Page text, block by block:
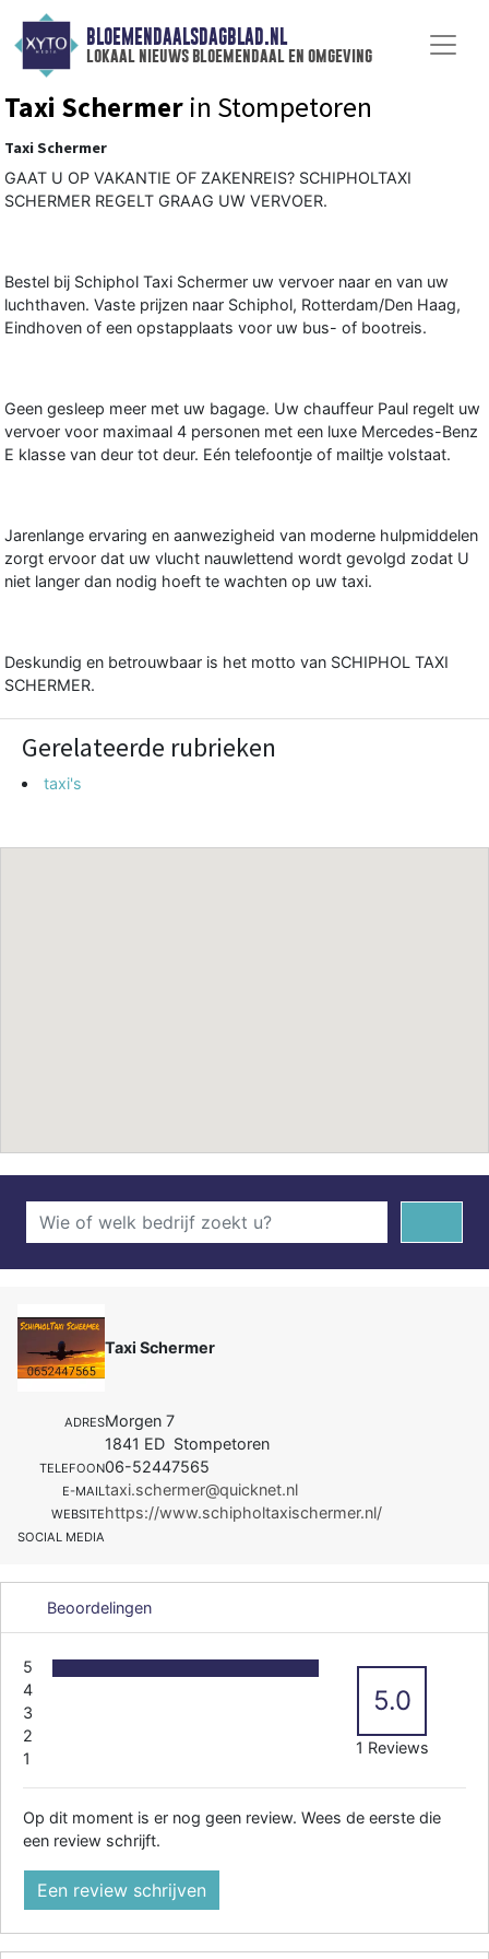
BLOEMENDAALSDAGBLAD.NL
lokaal nieuws bloemendaal en omgeving
Taxi Schermer in Stompetoren
Taxi Schermer
GAAT U OP VAKANTIE OF ZAKENREIS? SCHIPHOLTAXI
SCHERMER REGELT GRAAG UW VERVOER.
Bestel bij Schiphol Taxi Schermer uw vervoer naar en van uw
luchthaven. Vaste prijzen naar Schiphol, Rotterdam/Den Haag,
Eindhoven of een opstapplaats voor uw bus- of bootreis.
Geen gesleep meer met uw bagage. Uw chauffeur Paul regelt uw
vervoer voor maximaal 4 personen met een luxe Mercedes-Benz
E klasse van deur tot deur. Eén telefoontje of mailtje volstaat.
Jarenlange ervaring en aanwezigheid van moderne hulpmiddelen
zorgt ervoor dat uw vlucht nauwlettend wordt gevolgd zodat U
niet langer dan nodig hoeft te wachten op uw taxi.
Deskundig en betrouwbaar is het motto van SCHIPHOL TAXI
SCHERMER.
Gerelateerde rubrieken
taxi's
Taxi Schermer
ADRESMorgen 7
1841 ED Stompetoren
TELEFOON06-52447565
E-MAIL taxi.schermer@quicknet.nl
WEBSITEhttps://www.schipholtaxischermer.nl/
SOCIAL MEDIA
Beoordelingen
5
4
3
2
1
5.0
1 Reviews
Op dit moment is er nog geen review. Wees de eerste die
een review schrijft.
Een review schrijven